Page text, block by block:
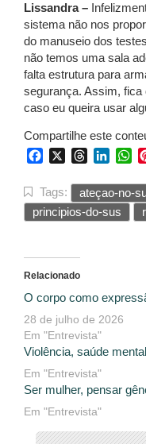
Lissandra –
sistema não nos
do manuseio dos
não temos uma sala
falta estrutura para
segurança. Assim, fica
caso eu queira usar
Compartilhe este
FacebookThreads
Tags: ateçao-no-
principios-do-sus
Relacionado
O corpo como
28 de julho de 2026
Em "Entrevista"
Violência, saúde
Em "Entrevista"
Ser mulher, pensar
Em "Entrevista"